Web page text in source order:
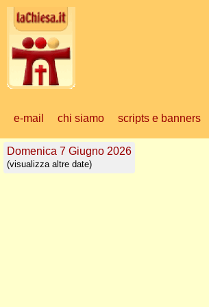
e-mail chi siamo scripts e banners
Domenica 7 Giugno 2026
(visualizza altre date)